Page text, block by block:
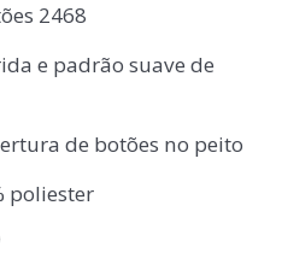
2468
e padrão suave de
de botões no peito
poliester